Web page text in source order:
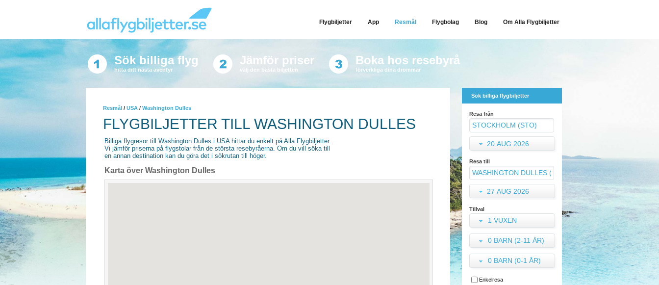
Flygbiljetter App Resmål Flygbolag Blog Om Alla Flygbiljetter
Sök billiga flyg
hitta ditt nästa äventyr
Jämför priser
välj den bästa biljetten
Boka hos resebyrå
förverkliga dina drömmar
Resmål / USA / Washington Dulles
FLYGBILJETTER TILL WASHINGTON DULLES
Billiga flygresor till Washington Dulles i USA hittar du enkelt på Alla Flygbiljetter.
Vi jämför priserna på flygstolar från de största resebyråerna. Om du vill söka till
en annan destination kan du göra det i sökrutan till höger.
Karta över Washington Dulles
Sök billiga flygbiljetter
Resa från
20 AUG 2026
Resa till
27 AUG 2026
Tillval
1 VUXEN
0 BARN (2-11 ÅR)
0 BARN (0-1 ÅR)
Enkelresa